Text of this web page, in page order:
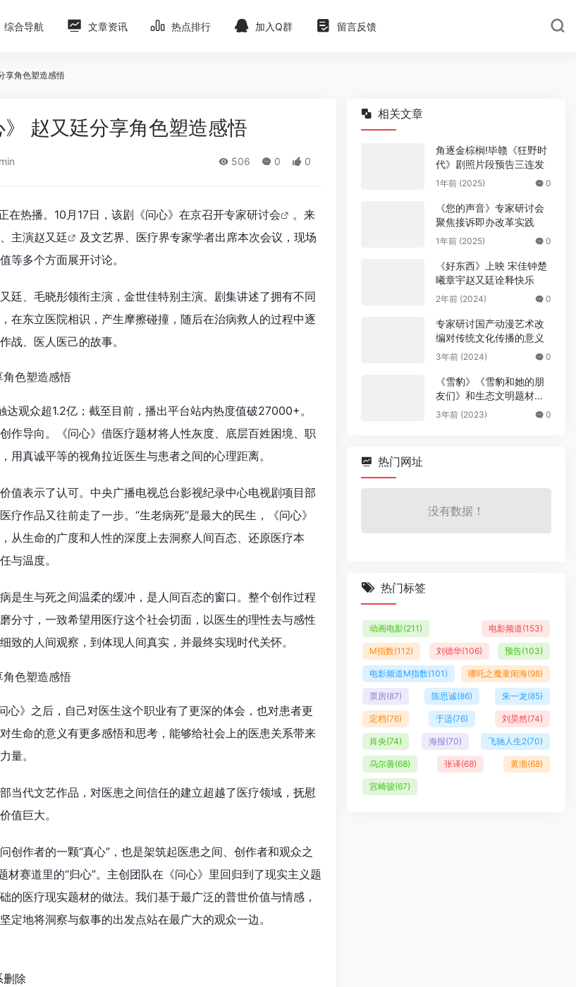
综合导航 文章资讯 热点排行 加入Q群 留言反馈
享角色塑造感悟
赵又廷分享角色塑造感悟
506 0 0
在热播。10月17日，该剧《问心》在京召开专家研讨会
。来
主演赵又廷
及文艺界、医疗界专家学者出席本次会议，现场
等多个方面展开讨论。
廷、毛晓彤领衔主演，金世佳特别主演。剧集讲述了拥有不同
在东立医院相识，产生摩擦碰撞，随后在治病救人的过程中逐
战、医人医己的故事。
观众超1.2亿；截至目前，播出平台站内热度值破27000+。
作导向。《问心》借医疗题材将人性灰度、底层百姓困境、职
用真诚平等的视角拉近医生与患者之间的心理距离。
值表示了认可。中央广播电视总台影视纪录中心电视剧项目部
疗作品又往前走了一步。“生老病死”是最大的民生，《问心》
从生命的广度和人性的深度上去洞察人间百态、还原医疗本
与温度。
是生与死之间温柔的缓冲，是人间百态的窗口。整个创作过程
分寸，一致希望用医疗这个社会切面，以医生的理性去与感性
致的人间观察，到体现人间真实，并最终实现时代关怀。
心》之后，自己对医生这个职业有了更深的体会，也对患者更
生命的意义有更多感悟和思考，能够给社会上的医患关系带来
量。
当代文艺作品，对医患之间信任的建立超越了医疗领域，抚慰
值巨大。
创作者的一颗“真心”，也是架筑起医患之间、创作者和观众之
材赛道里的“归心”。主创团队在《问心》里回归到了现实主义题
的医疗现实题材的做法。我们基于最广泛的普世价值与情感，
定地将洞察与叙事的出发点站在最广大的观众一边。
删除
相关文章
角逐金棕榈!毕赣《狂野时
代》剧照片段预告三连发
1年前 (2025) 0
《您的声音》专家研讨会
聚焦接诉即办改革实践
1年前 (2025) 0
《好东西》上映 宋佳钟楚
曦章宇赵又廷诠释快乐
2年前 (2024) 0
专家研讨国产动漫艺术改
编对传统文化传播的意义
3年前 (2024) 0
《雪豹》《雪豹和她的朋
友们》和生态文明题材优
秀电影创作生产专家研讨
3年前 (2023) 0
热门网址
没有数据！
热门标签
动画电影(211) 电影频道(153)
M指数(112) 刘德华(106) 预告(103)
电影频道M指数(101) 哪吒之魔童闹海(98)
票房(87) 陈思诚(86) 朱一龙(85)
定档(76) 于适(76) 刘昊然(74)
肖央(74) 海报(70) 飞驰人生2(70)
乌尔善(68) 张译(68) 黄渤(68)
宫崎骏(67)